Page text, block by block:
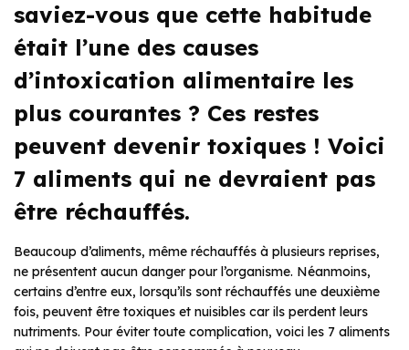
saviez-vous que cette habitude
était l’une des causes
d’intoxication alimentaire les
plus courantes ? Ces restes
peuvent devenir toxiques ! Voici
7 aliments qui ne devraient pas
être réchauffés.
Beaucoup d’aliments, même réchauffés à plusieurs reprises,
ne présentent aucun danger pour l’organisme. Néanmoins,
certains d’entre eux, lorsqu’ils sont réchauffés une deuxième
fois, peuvent être toxiques et nuisibles car ils perdent leurs
nutriments. Pour éviter toute complication, voici les 7 aliments